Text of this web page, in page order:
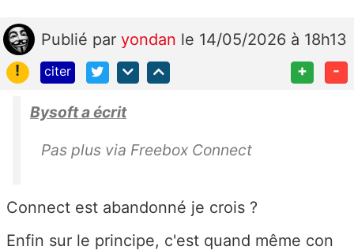
Publié par yondan le 14/05/2026 à 18h13
!
citer + -
Bysoft a écrit
Pas plus via Freebox Connect
Connect est abandonné je crois ?
Enfin sur le principe, c'est quand même con